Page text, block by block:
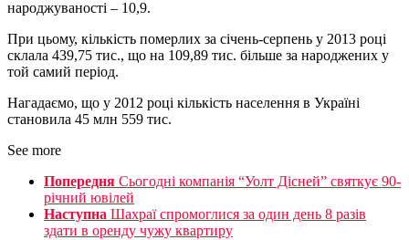
народжуваності – 10,9.
При цьому, кількість померлих за січень-серпень у 2013 році
склала 439,75 тис., що на 109,89 тис. більше за народжених у
той самий період.
Нагадаємо, що у 2012 році кількість населення в Україні
становила 45 млн 559 тис.
See more
Попередня Сьогодні компанія “Уолт Дісней” святкує 90-
річний ювілей
Наступна Шахраї спромоглися за один день 8 разів
здати в оренду чужу квартиру